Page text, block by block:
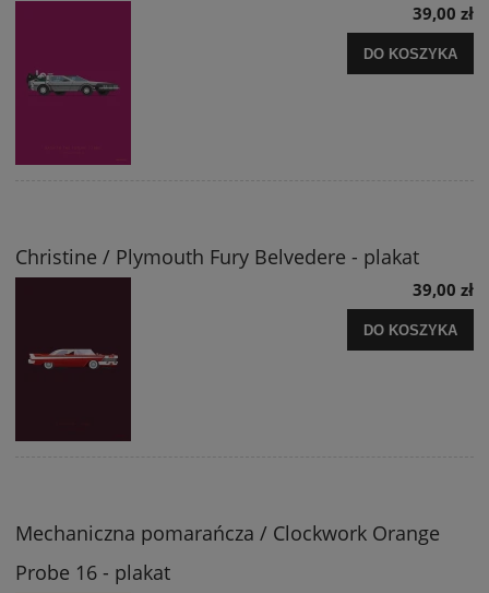
39,00 zł
DO KOSZYKA
Christine / Plymouth Fury Belvedere - plakat
39,00 zł
DO KOSZYKA
Mechaniczna pomarańcza / Clockwork Orange
Probe 16 - plakat